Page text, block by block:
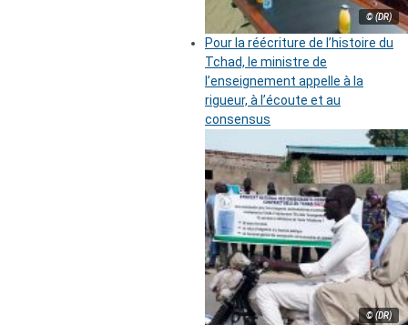
© (DR)
Pour la réécriture de l’histoire du
Tchad, le ministre de
l’enseignement appelle à la
rigueur, à l’écoute et au
consensus
© (DR)